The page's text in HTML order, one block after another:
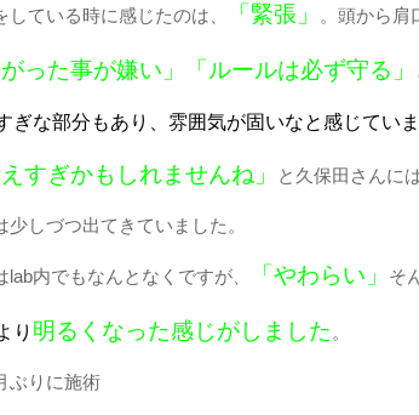
している時に感じたのは、 「緊張」 。頭から肩
がった事が嫌い」「ルールは必ず守る」
ぎな部分もあり、雰囲気が固いなと感じてい
えすぎかもしれませんね」 と久保田さんに
少しづつ出てきていました。
lab内でもなんとなくですが、 「やわらい」 そ
り 明るくなった感じがしました 。
ぶりに施術